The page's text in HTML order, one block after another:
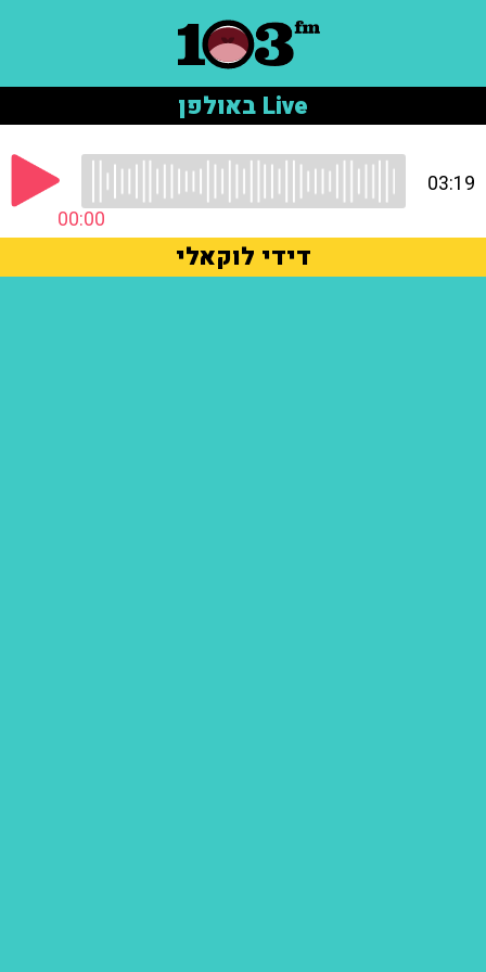
Live באולפן
00:00
03:19
דידי לוקאלי